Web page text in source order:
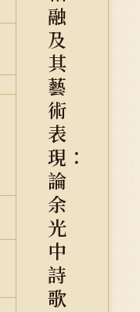
融
及
其
藝
術
表
現：
論
余
光
中
詩
歌